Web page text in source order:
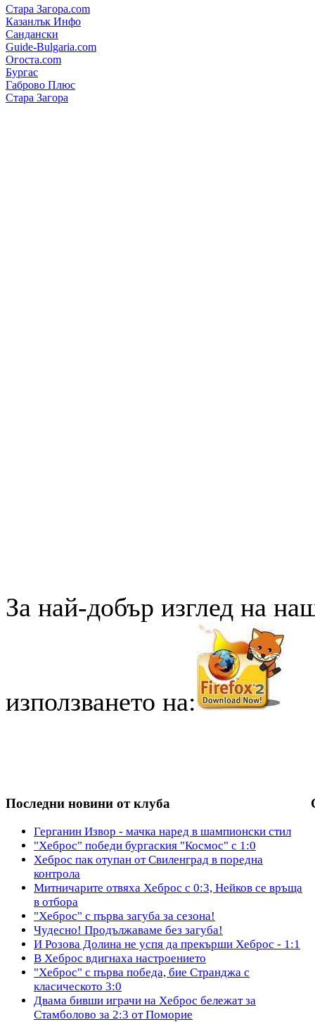
Стара Загора.com
Казанлък Инфо
Сандански
Guide-Bulgaria.com
Огоста.com
Бургас
Габрово Плюс
Стара Загора
За най-добър изглед на
използването на:
Последни новини от клуба
Герганин Извор - мачка наред в шампионски стил
"Хеброс" победи бургаския "Космос" с 1:0
Хеброс пак отупан от Свиленград в поредна
контрола
Митничарите отвяха Хеброс с 0:3, Нейков се връща
в отбора
"Хеброс" с първа загуба за сезона!
Чудесно! Продължаваме без загуба!
И Розова Долина не успя да прекърши Хеброс - 1:1
В Хеброс вдигнаха настроението
"Хеброс" с първа победа, бие Странджа с
класическото 3:0
Двама бивши играчи на Хеброс бележат за
Стамболово за 2:3 от Поморие